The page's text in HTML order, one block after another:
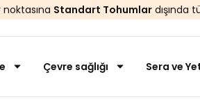
Standart Tohumlardışında
Çevre sağlığı Sera ve